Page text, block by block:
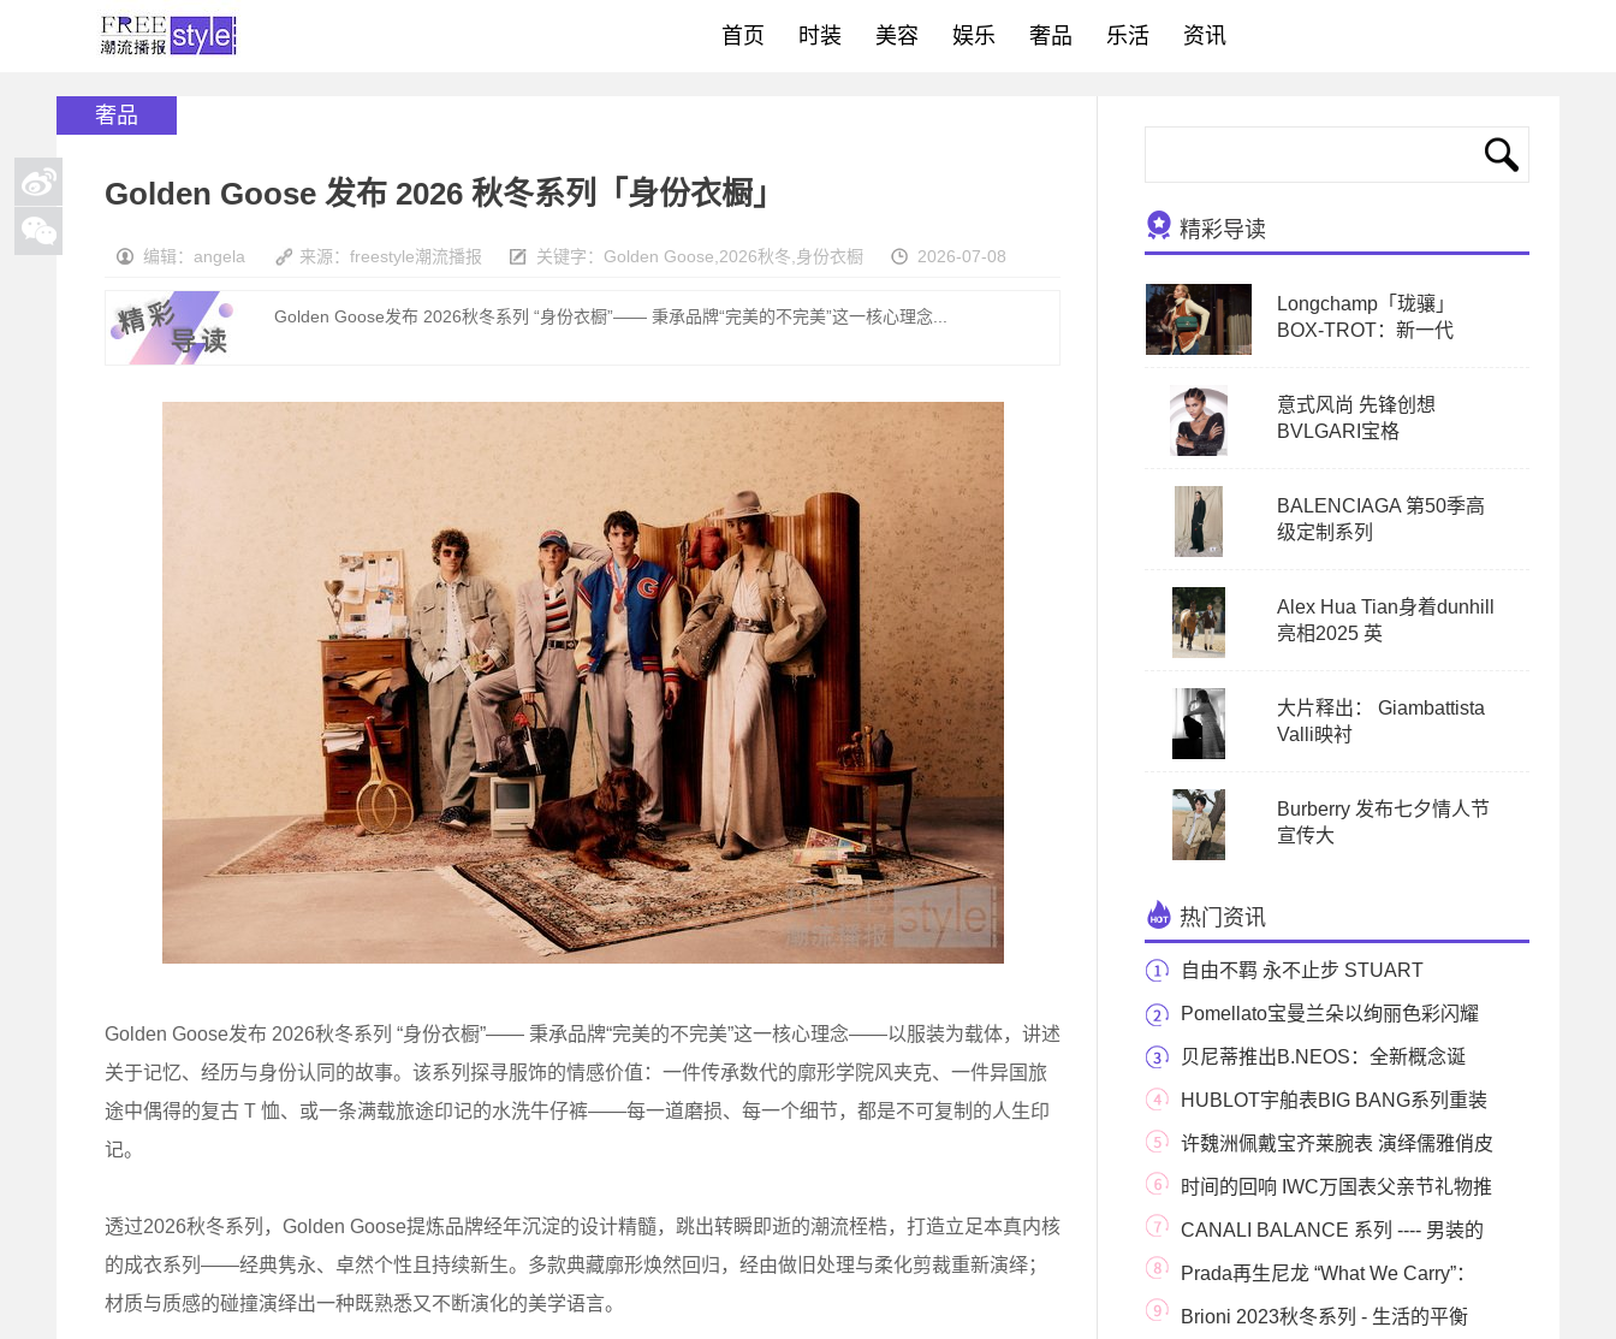
首页 时装 美容 娱乐 奢品 乐活 资讯
奢品
Golden Goose 发布 2026 秋冬系列「身份衣橱」
编辑：angela 来源：freestyle潮流播报 关键字： Golden Goose 2026秋冬 身份衣橱 2026-07-08
Golden Goose发布 2026秋冬系列 “身份衣橱”—— 秉承品牌“完美的不完美”这一核心理念...
Golden Goose发布 2026秋冬系列 “身份衣橱”—— 秉承品牌“完美的不完美”这一核心理念——以服装为载体，讲述
关于记忆、经历与身份认同的故事。该系列探寻服饰的情感价值：一件传承数代的廓形学院风夹克、一件异国旅
途中偶得的复古 T 恤、或一条满载旅途印记的水洗牛仔裤——每一道磨损、每一个细节，都是不可复制的人生印
记。
透过2026秋冬系列，Golden Goose提炼品牌经年沉淀的设计精髓，跳出转瞬即逝的潮流桎梏，打造立足本真内核
的成衣系列——经典隽永、卓然个性且持续新生。多款典藏廓形焕然回归，经由做旧处理与柔化剪裁重新演绎；
材质与质感的碰撞演绎出一种既熟悉又不断演化的美学语言。
精彩导读
Longchamp「珑骧」
BOX-TROT：新一代
意式风尚 先锋创想
BVLGARI宝格
BALENCIAGA 第50季高
级定制系列
Alex Hua Tian身着dunhill
亮相2025 英
大片释出： Giambattista
Valli映衬
Burberry 发布七夕情人节
宣传大
热门资讯
自由不羁 永不止步 STUART
WEITZMAN 2023早秋系列强势
Pomellato宝曼兰朵以绚丽色彩闪耀
第28届年度美国
贝尼蒂推出B.NEOS：全新概念诞
生，秉承帆船的优
HUBLOT宇舶表BIG BANG系列重装
上阵：从机芯到材质，
许魏洲佩戴宝齐莱腕表 演绎儒雅俏皮
的艺术气息
时间的回响 IWC万国表父亲节礼物推
荐 CANALI BALANCE 系列 ---- 男装的
创新 Prada再生尼龙 “What We Carry”：
《国家地理》系列
Brioni 2023秋冬系列 - 生活的平衡